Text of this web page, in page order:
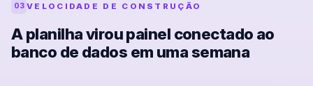
03 VELOCIDADE DE CONSTRUÇÃO
A planilha virou painel conectado ao
banco de dados em uma semana